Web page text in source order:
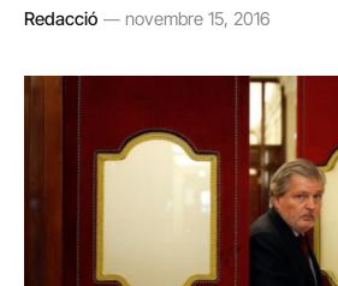
Redacció novembre 15, 2016